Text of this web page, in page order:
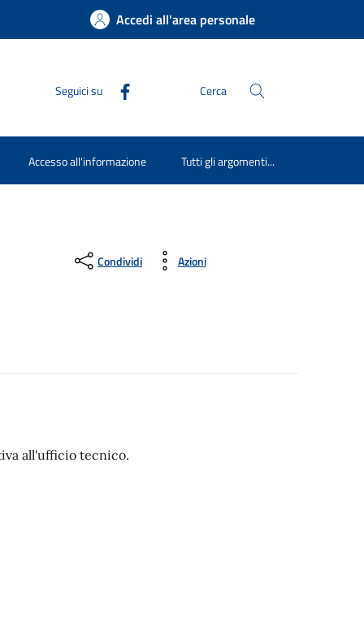
Accedi all'area personale
Seguici su Cerca
Accesso all'informazione Tutti gli argomenti...
Condividi Azioni
all'ufficio tecnico.